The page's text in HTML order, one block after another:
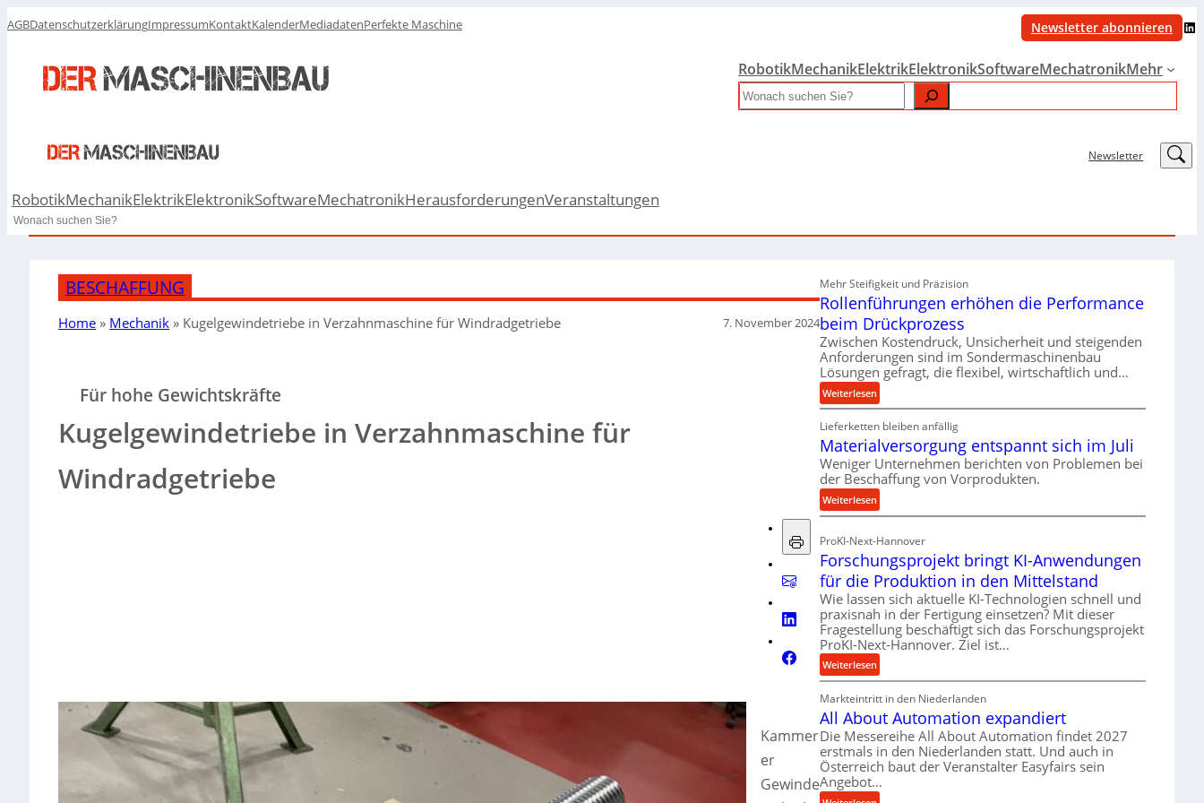
AGBDatenschutzerklärungImpressumKontaktKalenderMediadatenPerfekte Maschine Newsletter abonnieren LinkedIn
RobotikMechanikElektrikElektronikSoftwareMechatronikMehr
Search
Newsletter LinkedIn
RobotikMechanikElektrikElektronikSoftwareMechatronikHerausforderungenVeranstaltungen
Search
BESCHAFFUNG
Home » Mechanik » Kugelgewindetriebe in Verzahnmaschine für Windradgetriebe 7. November 2024
Für hohe Gewichtskräfte
Kugelgewindetriebe in Verzahnmaschine für
Windradgetriebe
Kammer
er
Gewinde
Mehr Steifigkeit und Präzision
Rollenführungen erhöhen die Performance
beim Drückprozess
Zwischen Kostendruck, Unsicherheit und steigenden
Anforderungen sind im Sondermaschinenbau
Lösungen gefragt, die flexibel, wirtschaftlich und…
Weiterlesen:
R
o
l
l
e
n
f
h
r
u
n
g
e
n
e
r
h
ö
h
e
n
d
Lieferketten bleiben anfällig
Materialversorgung entspannt sich im Juli
Weniger Unternehmen berichten von Problemen bei
der Beschaffung von Vorprodukten.
Weiterlesen:
M
e
r
i
a
l
v
e
r
s
o
r
g
u
n
ProKI-Next-Hannover
Forschungsprojekt bringt KI-Anwendungen
für die Produktion in den Mittelstand
Wie lassen sich aktuelle KI-Technologien schnell und
praxisnah in der Fertigung einsetzen? Mit dieser
Fragestellung beschäftigt sich das Forschungsprojekt
ProKI-Next-Hannover. Ziel ist…
Weiterlesen:
F
o
r
s
c
h
u
n
Markteintritt in den Niederlanden
All About Automation expandiert
Die Messereihe All About Automation findet 2027
erstmals in den Niederlanden statt. Und auch in
Österreich baut der Veranstalter Easyfairs sein
Angebot…